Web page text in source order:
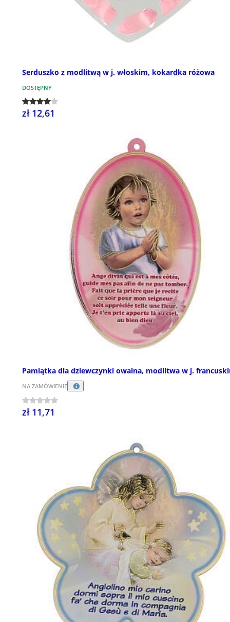
Serduszko z modlitwą w j. włoskim, kokardka różowa
DOSTĘPNY
zł 12,61
Pamiątka dla dziewczynki owalna, modlitwa w j.
NA ZAMÓWIENIE
zł 11,71